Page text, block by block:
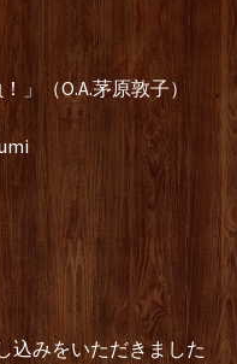
（O.A.茅原敦子）
込みをいただきました